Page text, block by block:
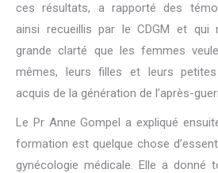
ces résultats, a rapporté des
ainsi recueillis par le CDGM et qui
grande clarté que les femmes
mêmes, leurs filles et leurs
acquis de la génération de l’après-
Le Pr Anne Gompel a expliqué
formation est quelque chose
gynécologie médicale. Elle a donné